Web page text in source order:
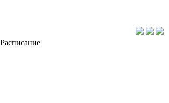
Расписание